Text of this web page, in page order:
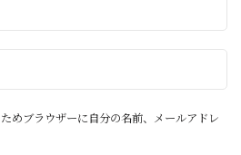
めブラウザーに自分の名前、メールアドレ